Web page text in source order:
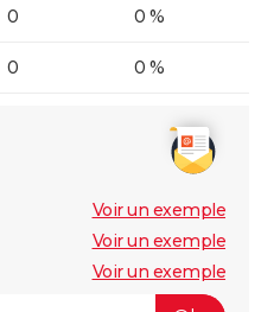
0 0 %
0 0 %
Voir un exemple
Voir un exemple
Voir un exemple